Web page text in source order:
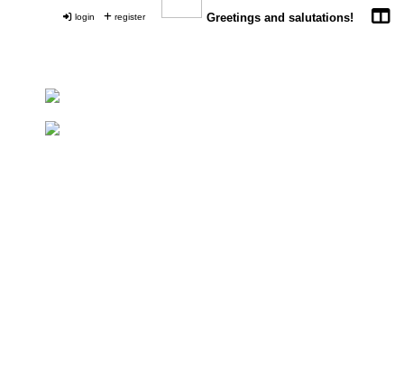
login register Greetings and salutations!